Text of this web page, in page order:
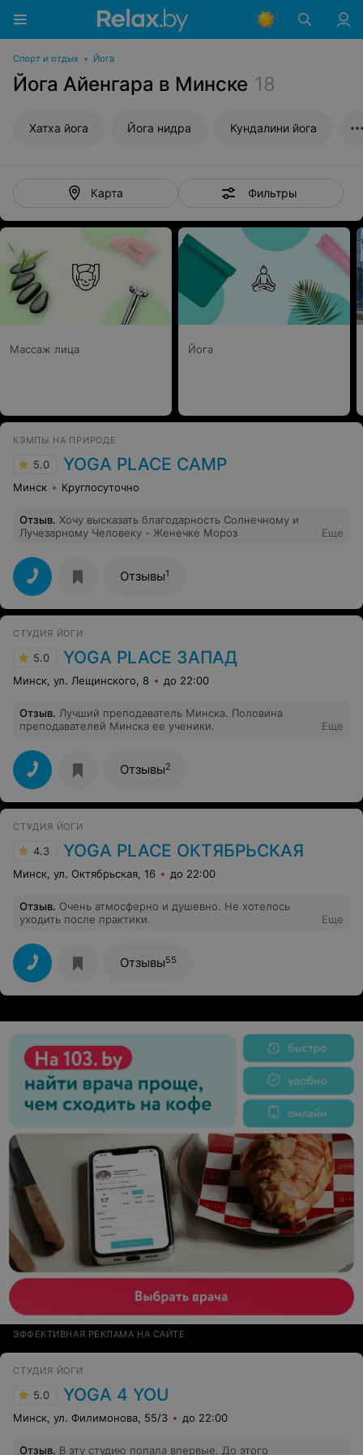
Спорт и отдых • Йога
Йога Айенгара в Минске 18
Хатха йога Йога нидра Кундалини йога
Карта Фильтры
Массаж лица Йога
КЭМПЫ НА ПРИРОДЕ
5.0 YOGA PLACE CAMP
Минск Круглосуточно
Отзыв. Хочу высказать благодарность Солнечному и
Лучезарному Человеку - Женечке Мороз
Еще
Отзывы1
СТУДИЯ ЙОГИ
5.0 YOGA PLACE ЗАПАД
Минск, ул. Лещинского, 8 до 22:00
Отзыв. Лучший преподаватель Минска. Половина
преподавателей Минска ее ученики.
Еще
Отзывы2
СТУДИЯ ЙОГИ
4.3 YOGA PLACE ОКТЯБРЬСКАЯ
Минск, ул. Октябрьская, 16 до 22:00
Отзыв. Очень атмосферно и душевно. Не хотелось
уходить после практики.
Еще
Отзывы55
ЭФФЕКТИВНАЯ РЕКЛАМА НА САЙТЕ
СТУДИЯ ЙОГИ
5.0 YOGA 4 YOU
Минск, ул. Филимонова, 55/3 до 22:00
Отзыв. В эту студию попала впервые. До этого